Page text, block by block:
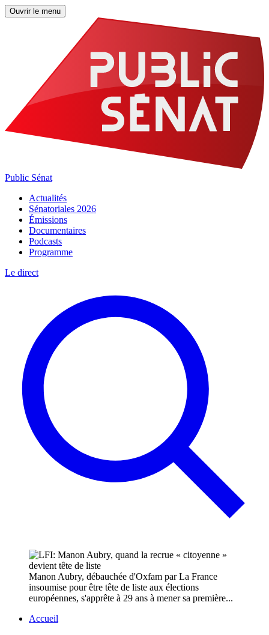
Ouvrir le menu
Public Sénat
Actualités
Sénatoriales 2026
Émissions
Documentaires
Podcasts
Programme
Le direct
Manon Aubry, débauchée d'Oxfam par La France
insoumise pour être tête de liste aux élections
européennes, s'apprête à 29 ans à mener sa première...
Accueil